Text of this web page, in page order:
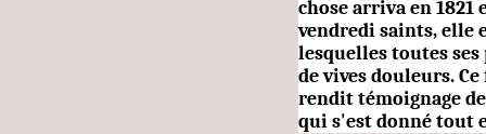
chose arriva en 1821
vendredi saints, elle
lesquelles toutes
de vives douleurs.
rendit té­moignage
qui s'est don­né tout